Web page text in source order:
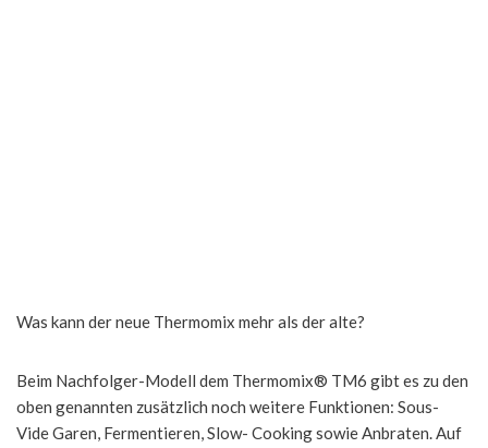
Was kann der neue Thermomix mehr als der alte?
Beim Nachfolger-Modell dem Thermomix® TM6 gibt es zu den
oben genannten zusätzlich noch weitere Funktionen: Sous-
Vide Garen, Fermentieren, Slow- Cooking sowie Anbraten. Auf